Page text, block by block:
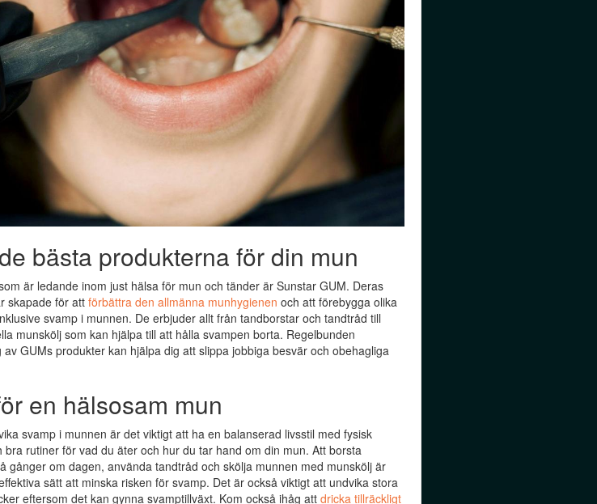
bästa produkterna för din mun
är ledande inom just hälsa för mun och tänder är Sunstar GUM. Deras
skapade för attförbättra den allmänna munhygienen och att förebygga olika
svamp i munnen. De erbjuder allt från tandborstar och tandtråd till
munskölj som kan hjälpa till att hålla svampen borta. Regelbunden
av GUMs produkter kan hjälpa dig att slippa jobbiga besvär och obehagliga
en hälsosam mun
svamp i munnen är det viktigt att ha en balanserad livsstil med fysisk
bra rutiner för vad du äter och hur du tar hand om din mun. Att borsta
gånger om dagen, använda tandtråd och skölja munnen med munskölj är
sätt att minska risken för svamp. Det är också viktigt att undvika stora
eftersom det kan gynna svamptillväxt. Kom också ihåg att dricka tillräckligt